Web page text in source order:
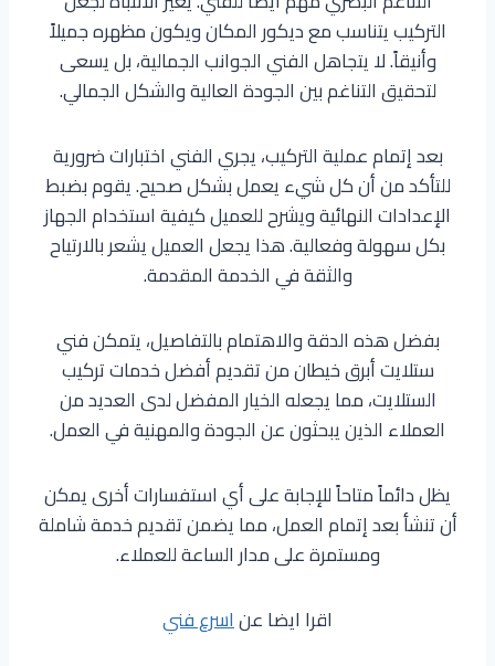
التركيب يتناسب مع ديكور المكان ويكون مظهره جميلاً
وأنيقاً. لا يتجاهل الفني الجوانب الجمالية، بل يسعى
لتحقيق التناغم بين الجودة العالية والشكل الجمالي.
بعد إتمام عملية التركيب، يجري الفني اختبارات ضرورية
للتأكد من أن كل شيء يعمل بشكل صحيح. يقوم بضبط
الإعدادات النهائية ويشرح للعميل كيفية استخدام الجهاز
بكل سهولة وفعالية. هذا يجعل العميل يشعر بالارتياح
والثقة في الخدمة المقدمة.
بفضل هذه الدقة والاهتمام بالتفاصيل، يتمكن فني
ستلايت أبرق خيطان من تقديم أفضل خدمات تركيب
الستلايت، مما يجعله الخيار المفضل لدى العديد من
العملاء الذين يبحثون عن الجودة والمهنية في العمل.
يظل دائماً متاحاً للإجابة على أي استفسارات أخرى يمكن
أن تنشأ بعد إتمام العمل، مما يضمن تقديم خدمة شاملة
ومستمرة على مدار الساعة للعملاء.
اقرا ايضا عناسرع فني